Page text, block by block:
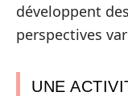
développent
perspectives
UNE